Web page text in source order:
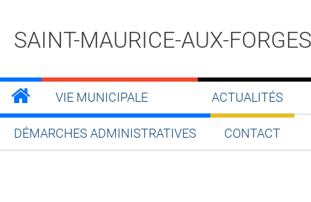
SAINT-MAURICE-AUX-FORGES
VIE MUNICIPALE ACTUALITÉS
DÉMARCHES ADMINISTRATIVES CONTACT